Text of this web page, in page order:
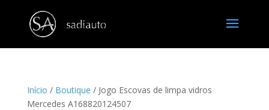
Início / Boutique / Jogo Escovas de limpa vidros
Mercedes A168820124507